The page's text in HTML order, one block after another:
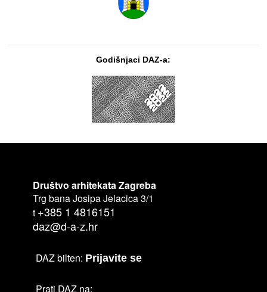
Godišnjaci DAZ-a:
Društvo arhitekata Zagreba
Trg bana Josipa Jelacica 3/1
t +385 1 4816151
daz@d-a-z.hr
DAZ bilten: Prijavite se
Prati DAZ na: